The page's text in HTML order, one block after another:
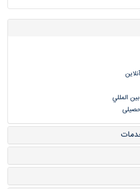
المللي